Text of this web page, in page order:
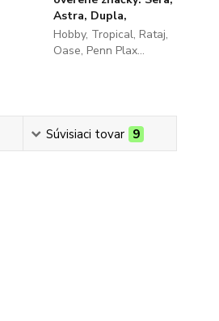
Astra, Dupla,
Hobby, Tropical, Rataj,
Oase, Penn Plax...
Súvisiaci tovar 9